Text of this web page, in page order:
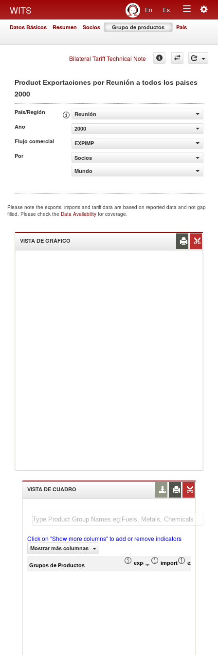
WITS En Es
Toggle
Datos Básicos Resumen Socios Grupo de productos País
Bilateral Tariff Technical Note
Product Exportaciones por Reunión a todos los paises
2000
País/Región
Reunión
Año
2000
Flujo comercial
EXPIMP
Por
Socios
Mundo
Please note the exports, imports and tariff data are based on reported data and not gap
filled. Please check the Data Availability for coverage.
VISTA DE GRÁFICO
VISTA DE CUADRO
Click on "Show more columns" to add or remove indicators
Mostrar más columnas
Grupos de Productos exportación Valor del comercio
importación Valor del